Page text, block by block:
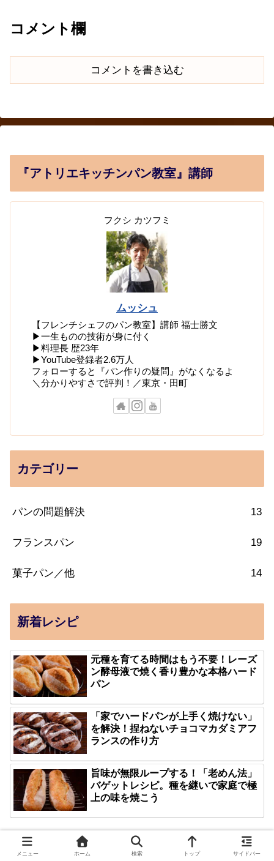
す。フォカッチャや揚げパンへ
のアレンジ、過発酵を防ぐ温度
コメント欄
コメントを書き込む
『アトリエキッチンパン教室』講師
フクシ カツフミ
ムッシュ
【フレンチシェフのパン教室】講師 福士勝文
▶一生ものの技術が身に付く
▶料理長 歴23年
▶YouTube登録者2.6万人
フォローすると『パン作りの疑問』がなくなるよ
＼分かりやすさで評判！／東京・田町
カテゴリー
パンの問題解決 13
フランスパン 19
菓子パン／他 14
新着レシピ
元種を育てる時間はもう不要！レーズ
ン酵母液で焼く香り豊かな本格ハード
パン
「家でハードパンが上手く焼けない」
を解決！捏ねないチョコマカダミアフ
ランスの作り方
旨味が無限ループする！「老めん法」
バゲットレシピ。種を継いで家庭で極
上の味を焼こう
メニュー ホーム 検索 トップ サイドバー